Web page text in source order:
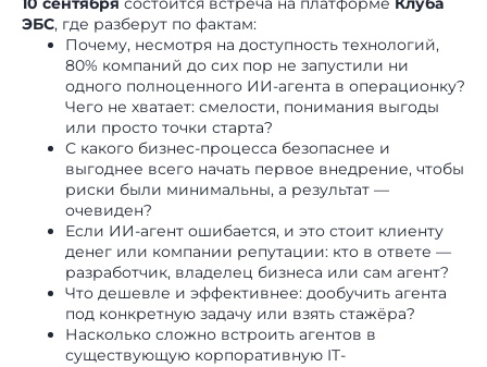
ЭБС, где разберут по фактам:
Почему, несмотря на доступность технологий,
80% компаний до сих пор не запустили ни
одного полноценного ИИ-агента в операционку?
Чего не хватает: смелости, понимания выгоды
или просто точки старта?
С какого бизнес-процесса безопаснее и
выгоднее всего начать первое внедрение, чтобы
риски были минимальны, а результат —
очевиден?
Если ИИ-агент ошибается, и это стоит клиенту
денег или компании репутации: кто в ответе —
разработчик, владелец бизнеса или сам агент?
Что дешевле и эффективнее: дообучить агента
под конкретную задачу или взять стажёра?
Насколько сложно встроить агентов в
существующую корпоративную IT-